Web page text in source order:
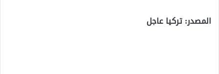
المصدر: تركيا عاجل